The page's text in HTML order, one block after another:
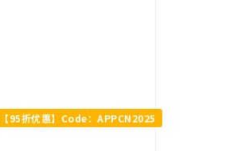
95折优惠】Code：APPCN2025